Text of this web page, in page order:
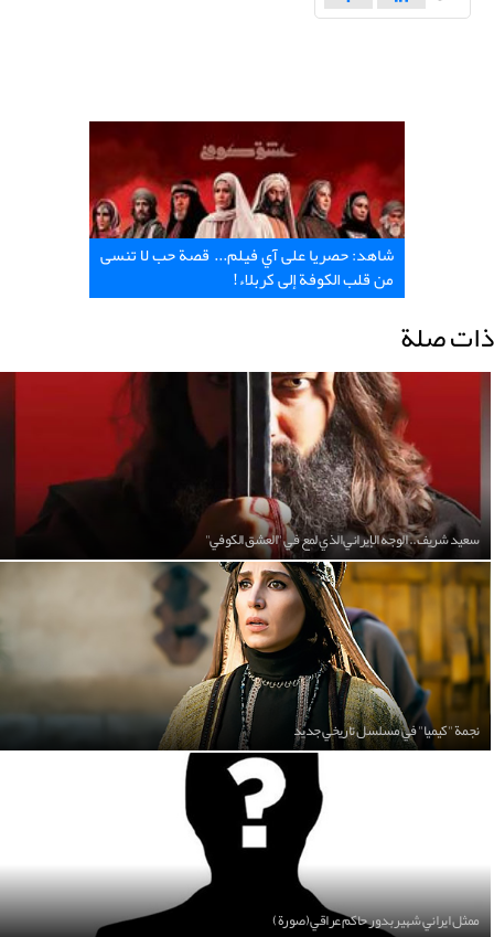
شاهد: حصريا على آي فيلم... قصة حب لا تنسى
من قلب الكوفة إلى كربلاء!
ذات صلة
سعيد شريف.. الوجه الإيراني الذي لمع في "العشق الكوفي"
نجمة "كيميا" في مسلسل تاريخي جديد
ممثل ايراني شهير بدور حاكم عراقي (صورة)